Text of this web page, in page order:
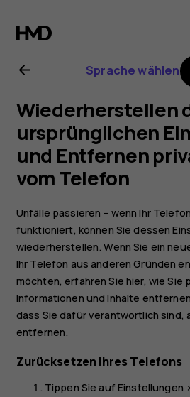
Nokia
G11 Sprache wählen
Wiederherstellen
ursprünglichen
und Entfernen
vom Telefon
Unfälle passieren – wenn Ihr
funktioniert, können Sie dessen
wiederherstellen. Wenn Sie ein
Ihr Telefon aus anderen Gründen
möchten, erfahren Sie hier, wie Sie
Informationen und Inhalte
dass Sie dafür verantwortlich sind,
entfernen.
Zurücksetzen Ihres Telefons
Tippen Sie aufEinstellungen